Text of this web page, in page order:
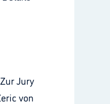
Jury
von